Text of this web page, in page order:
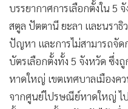
• ละคร
• CbizReview
• Cyber BIZ
• ผู้จัดกวน
• Good health & Well-
• Green Innovation & SD
สตูล ปัตตานี ยะลา และนราธิ
ปัญหา และการไม่สามารถจัด
บัตรเลือกตั้งทั้ง 5 จังหวัด ซึ่ง
หาดใหญ่ เขตเทศบาลเมืองคว
จากศูนย์ไปรษณีย์หาดใหญ่ ไ
ตั้ง (กกต.) ทั้ง 5 จังหวัดได้ เ